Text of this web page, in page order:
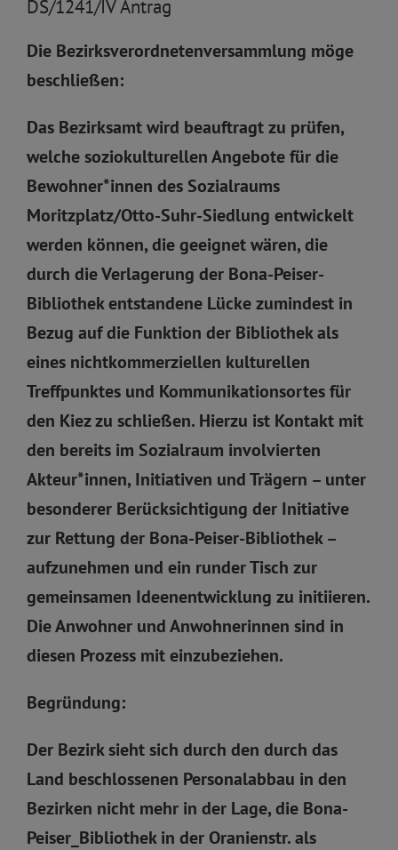
DS/1241/IV Antrag
Die Bezirksverordnetenversammlung möge
beschließen:
Das Bezirksamt wird beauftragt zu prüfen,
welche soziokulturellen Angebote für die
Bewohner*innen des Sozialraums
Moritzplatz/Otto-Suhr-Siedlung entwickelt
werden können, die geeignet wären, die
durch die Verlagerung der Bona-Peiser-
Bibliothek entstandene Lücke zumindest in
Bezug auf die Funktion der Bibliothek als
eines nichtkommerziellen kulturellen
Treffpunktes und Kommunikationsortes für
den Kiez zu schließen. Hierzu ist Kontakt mit
den bereits im Sozialraum involvierten
Akteur*innen, Initiativen und Trägern – unter
besonderer Berücksichtigung der Initiative
zur Rettung der Bona-Peiser-Bibliothek –
aufzunehmen und ein runder Tisch zur
gemeinsamen Ideenentwicklung zu initiieren.
Die Anwohner und Anwohnerinnen sind in
diesen Prozess mit einzubeziehen.
Begründung:
Der Bezirk sieht sich durch den durch das
Land beschlossenen Personalabbau in den
Bezirken nicht mehr in der Lage, die Bona-
Peiser_Bibliothek in der Oranienstr. als